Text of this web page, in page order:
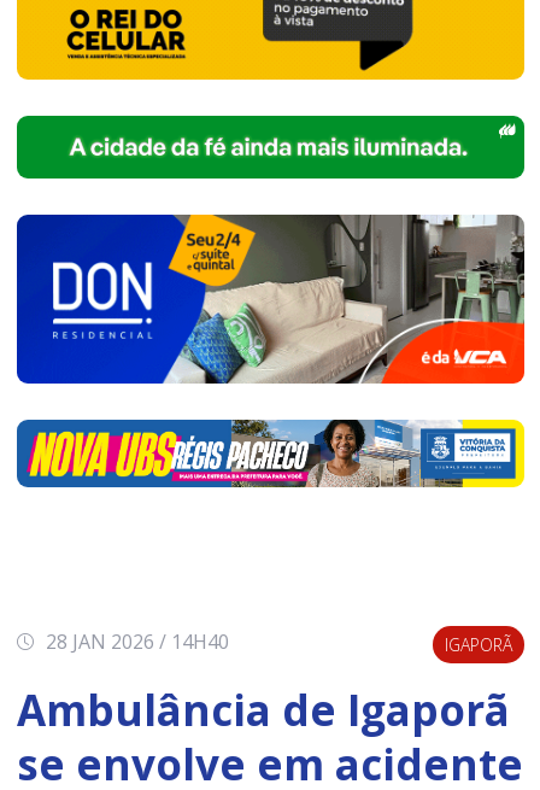
28 JAN 2026 / 14H40 IGAPORÃ
Ambulância de Igaporã
se envolve em acidente